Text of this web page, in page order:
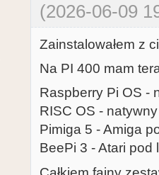
(2026-06-09
Zainstalowałem z
Na PI 400 mam
Raspberry Pi OS -
RISC OS -
Pimiga 5 - Amiga
BeePi 3 - Atari pod